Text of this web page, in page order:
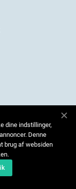
dine indstillinger,
Denne
brug af websiden